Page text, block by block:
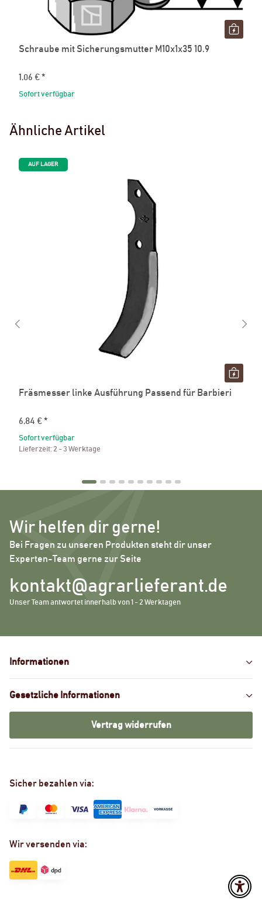
Schraube mit Sicherungsmutter M10x1x35 10.9
1,06 € *
Sofort verfügbar
Ähnliche Artikel
AUF LAGER
Fräsmesser linke Ausführung Passend für Barbieri
6,84 € *
Sofort verfügbar
Lieferzeit: 2 - 3 Werktage
Wir helfen dir gerne!
Bei Fragen zu unseren Produkten steht dir unser
Experten-Team gerne zur Seite
kontakt@agrarlieferant.de
Unser Team antwortet innerhalb von 1 - 2 Werktagen
Informationen
Gesetzliche Informationen
Vertrag widerrufen
Sicher bezahlen via:
Wir versenden via: